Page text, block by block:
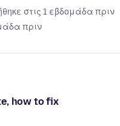
στις 1 εβδομάδα πριν
πριν
how to fix